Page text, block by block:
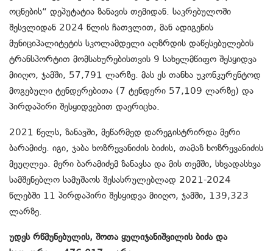
ოცნების“ დეპუტატია ზანავის თემიდან. საკრებულოში
შესვლიდან 2024 წლის ჩათვლით, მან ადიგენის
მუნიციპალიტეტის სკოლამდელი აღზრდის დაწესებულების
ტრანსპორტით მომსახურებისთვის 9 სახელმწიფო შესყიდვა
მიიღო, ჯამში, 57,791 ლარზე. მას ეს თანხა უკონკურენტოდ
მოგებული ტენდერებითა (7 ტენდერი 57,109 ლარზე) და
პირდაპირი შესყიდვებით დაერიცხა.
2021 წელს, ზანავში, მეწარმედ დარეგისტრირდა მერი
ბარამიძე. იგი, ჯაბა ხოზრევანიძის ბიძის, თამაზ ხოზრევანიძის
მეუღლეა. მერი ბარამიძემ ზანავსა და მის თემში, სხვადასხვა
სამშენებლო სამუშაოს შესასრულებლად 2021-2024
წლებში 11 პირდაპირი შესყიდვა მიიღო, ჯამში, 139,323
ლარზე.
უდეს რწმუნებულის, შოთა ყულიჯანიშვილის ბიძა და